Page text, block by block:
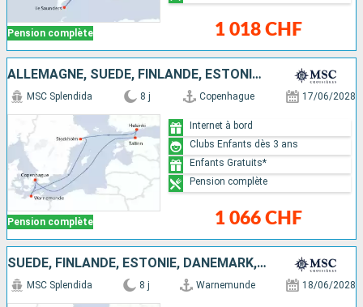
Pension complète 1 018 CHF
ALLEMAGNE, SUÈDE, FINLANDE, ESTONIE, DANEMARK
Pension complète
MSC Splendida 8 j Copenhague 17/06/2028
1 066 CHF
Internet à bord
Clubs Enfants dès 3 ans
Enfants Gratuits*
Pension complète
SUÈDE, FINLANDE, ESTONIE, DANEMARK, ALLEMAGNE
MSC Splendida 8 j Warnemunde 18/06/2028